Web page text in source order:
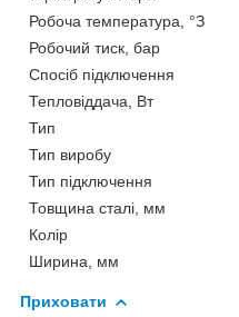
Робоча температура, °З
Робочий тиск, бар
Спосіб підключення
Тепловіддача, Вт
Тип
Тип виробу
Тип підключення
Товщина сталі, мм
Колір
Ширина, мм
Приховати